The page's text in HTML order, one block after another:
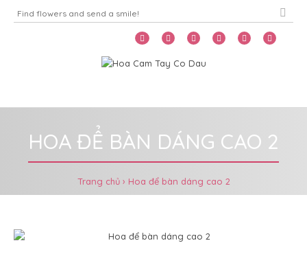
HOA ĐỂ BÀN DÁNG CAO 2
Trang chủ Hoa để bàn dáng cao 2